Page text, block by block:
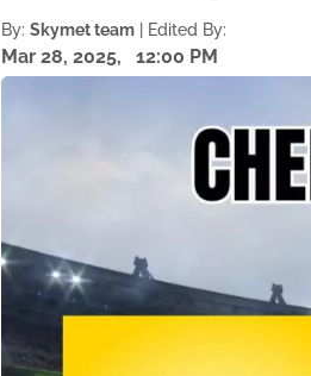
By:Skymet team | Edited By:
Mar 28, 2025, 12:00 PM